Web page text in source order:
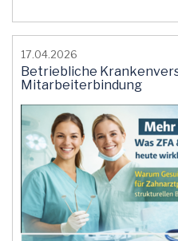
17.04.2026
Betriebliche
Mitarbeiterbindung